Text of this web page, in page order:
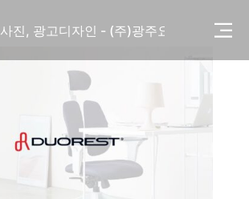
사진, 광고디자인 - (주)광주요
제품디자인 - 삼성전자㈜
동영상, CI - 카피어랜드㈜
동영상, 홈페이지 - (주)분독
동영상, 카탈로그 - 피자마루
웹사이트 - 백조씽크
사진, 광고디자인 - 중외제약
패키지, 디자인 - 고려은단